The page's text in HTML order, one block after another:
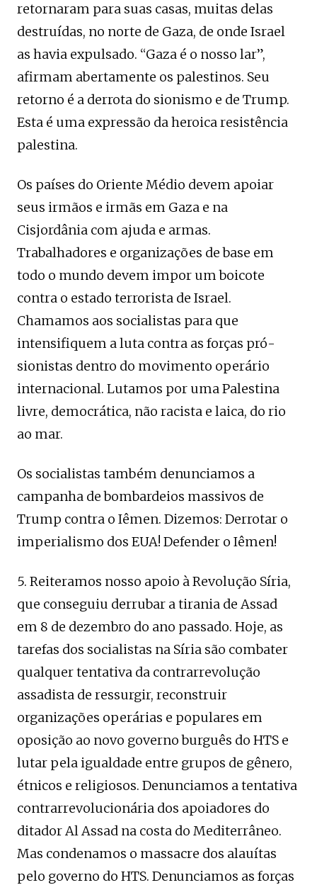
retornaram para suas casas, muitas delas
destruídas, no norte de Gaza, de onde Israel
as havia expulsado. “Gaza é o nosso lar”,
afirmam abertamente os palestinos. Seu
retorno é a derrota do sionismo e de Trump.
Esta é uma expressão da heroica resistência
palestina.
Os países do Oriente Médio devem apoiar
seus irmãos e irmãs em Gaza e na
Cisjordânia com ajuda e armas.
Trabalhadores e organizações de base em
todo o mundo devem impor um boicote
contra o estado terrorista de Israel.
Chamamos aos socialistas para que
intensifiquem a luta contra as forças pró-
sionistas dentro do movimento operário
internacional. Lutamos por uma Palestina
livre, democrática, não racista e laica, do rio
ao mar.
Os socialistas também denunciamos a
campanha de bombardeios massivos de
Trump contra o Iêmen. Dizemos: Derrotar o
imperialismo dos EUA! Defender o Iêmen!
5. Reiteramos nosso apoio à Revolução Síria,
que conseguiu derrubar a tirania de Assad
em 8 de dezembro do ano passado. Hoje, as
tarefas dos socialistas na Síria são combater
qualquer tentativa da contrarrevolução
assadista de ressurgir, reconstruir
organizações operárias e populares em
oposição ao novo governo burguês do HTS e
lutar pela igualdade entre grupos de gênero,
étnicos e religiosos. Denunciamos a tentativa
contrarrevolucionária dos apoiadores do
ditador Al Assad na costa do Mediterrâneo.
Mas condenamos o massacre dos alauítas
pelo governo do HTS. Denunciamos as forças